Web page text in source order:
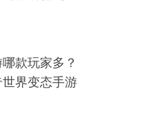
款玩家多？
世界变态手游